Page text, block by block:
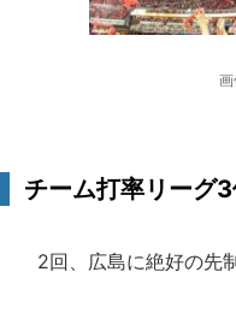
チーム打率リーグ
2回、広島に絶好の先